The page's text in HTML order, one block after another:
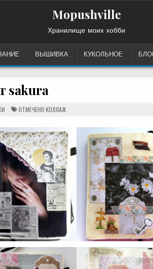
Mopushville
Хранилище моих хобби
ВЫШИВКА КУКОЛЬНОЕ
sakura
ОТМЕЧЕНО КОЛЛАЖ